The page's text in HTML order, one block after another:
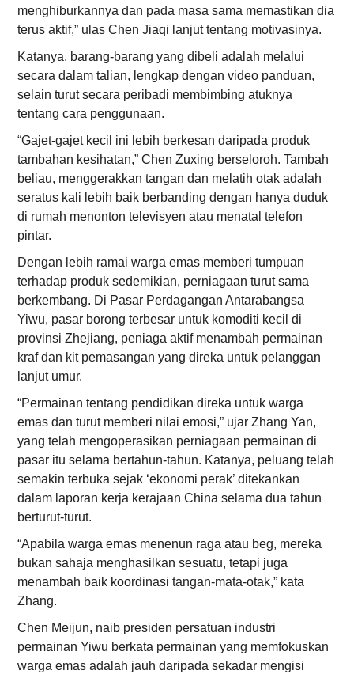
menghiburkannya dan pada masa sama memastikan dia
terus aktif,” ulas Chen Jiaqi lanjut tentang motivasinya.
Katanya, barang-barang yang dibeli adalah melalui
secara dalam talian, lengkap dengan video panduan,
selain turut secara peribadi membimbing atuknya
tentang cara penggunaan.
“Gajet-gajet kecil ini lebih berkesan daripada produk
tambahan kesihatan,” Chen Zuxing berseloroh. Tambah
beliau, menggerakkan tangan dan melatih otak adalah
seratus kali lebih baik berbanding dengan hanya duduk
di rumah menonton televisyen atau menatal telefon
pintar.
Dengan lebih ramai warga emas memberi tumpuan
terhadap produk sedemikian, perniagaan turut sama
berkembang. Di Pasar Perdagangan Antarabangsa
Yiwu, pasar borong terbesar untuk komoditi kecil di
provinsi Zhejiang, peniaga aktif menambah permainan
kraf dan kit pemasangan yang direka untuk pelanggan
lanjut umur.
“Permainan tentang pendidikan direka untuk warga
emas dan turut memberi nilai emosi,” ujar Zhang Yan,
yang telah mengoperasikan perniagaan permainan di
pasar itu selama bertahun-tahun. Katanya, peluang telah
semakin terbuka sejak ‘ekonomi perak’ ditekankan
dalam laporan kerja kerajaan China selama dua tahun
berturut-turut.
“Apabila warga emas menenun raga atau beg, mereka
bukan sahaja menghasilkan sesuatu, tetapi juga
menambah baik koordinasi tangan-mata-otak,” kata
Zhang.
Chen Meijun, naib presiden persatuan industri
permainan Yiwu berkata permainan yang memfokuskan
warga emas adalah jauh daripada sekadar mengisi